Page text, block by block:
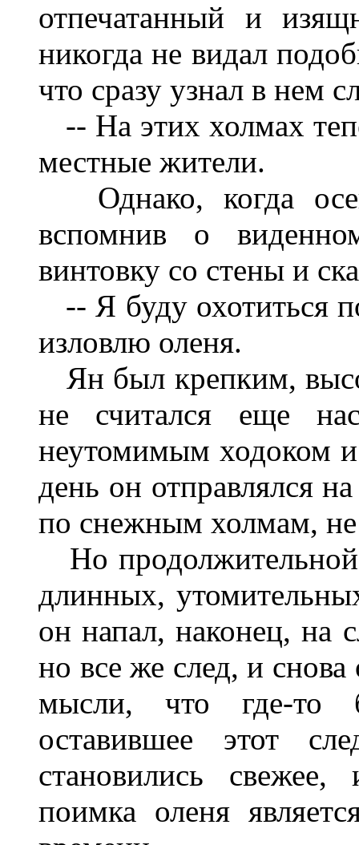
отпечатанный и
никогда не видал
что сразу узнал в нем
-- На этих холмах
местные жители.
Однако, когда
вспомнив о
винтовку со стены и
-- Я буду охотиться
изловлю оленя.
Ян был крепким,
не считался еще
неутомимым ходоком
день он отправлялся
по снежным холмам, не
Но продолжительной
длинных,
он напал, наконец, на
но все же след, и
мысли, что где-то
оставившее этот
становились
поимка оленя